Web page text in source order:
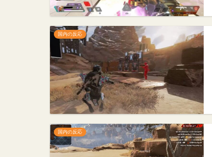
国内の反応
国内の反応